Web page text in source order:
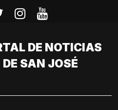
DE NOTICIAS
DE SAN JOSÉ